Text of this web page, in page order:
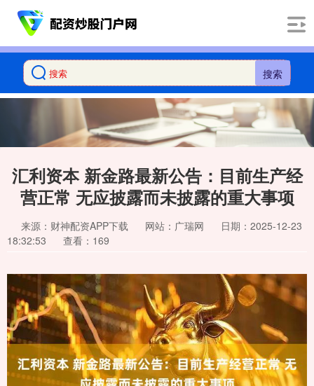
搜索
汇利资本 新金路最新公告：目前生产经
营正常 无应披露而未披露的重大事项
来源：财神配资APP下载 网站：广瑞网
日期：2025-12-23
18:32:53
查看：169